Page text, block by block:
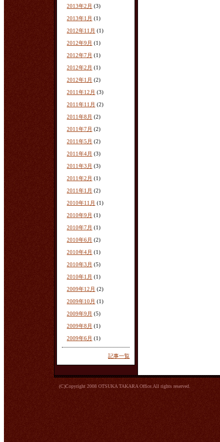
2013年2月 (3)
2013年1月 (1)
2012年11月 (1)
2012年9月 (1)
2012年7月 (1)
2012年2月 (1)
2012年1月 (2)
2011年12月 (3)
2011年11月 (2)
2011年8月 (2)
2011年7月 (2)
2011年5月 (2)
2011年4月 (3)
2011年3月 (3)
2011年2月 (1)
2011年1月 (2)
2010年11月 (1)
2010年9月 (1)
2010年7月 (1)
2010年6月 (2)
2010年4月 (1)
2010年3月 (5)
2010年1月 (1)
2009年12月 (2)
2009年10月 (1)
2009年9月 (5)
2009年8月 (1)
2009年6月 (1)
記事一覧
(C)Copyright 2008 OTSUKA TAKARA Office.All rights reserved.